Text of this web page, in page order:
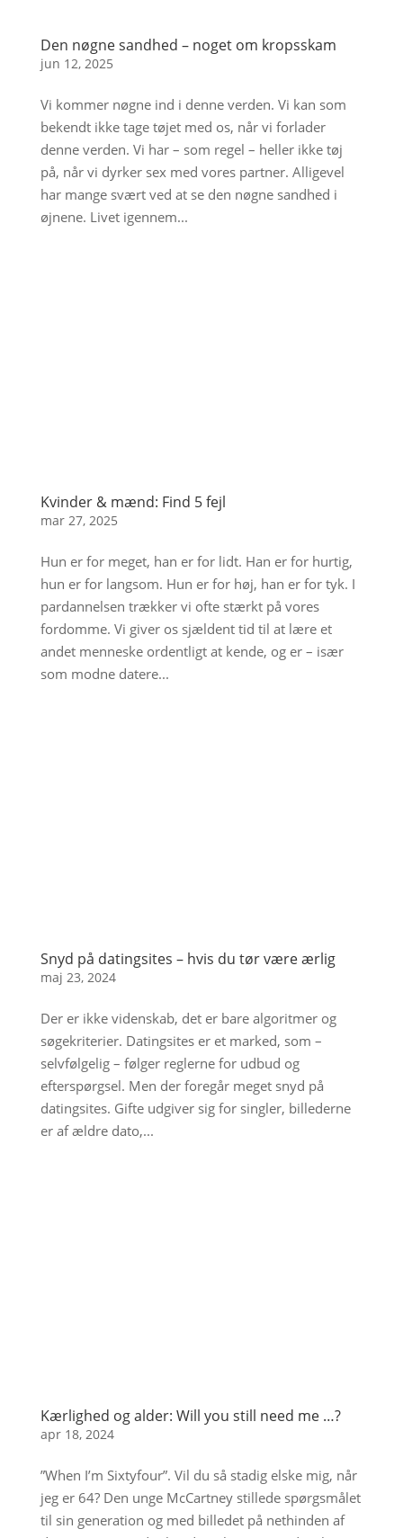
Den nøgne sandhed – noget om kropsskam
jun 12, 2025
Vi kommer nøgne ind i denne verden. Vi kan som
bekendt ikke tage tøjet med os, når vi forlader
denne verden. Vi har – som regel – heller ikke tøj
på, når vi dyrker sex med vores partner. Alligevel
har mange svært ved at se den nøgne sandhed i
øjnene. Livet igennem...
Kvinder & mænd: Find 5 fejl
mar 27, 2025
Hun er for meget, han er for lidt. Han er for hurtig,
hun er for langsom. Hun er for høj, han er for tyk. I
pardannelsen trækker vi ofte stærkt på vores
fordomme. Vi giver os sjældent tid til at lære et
andet menneske ordentligt at kende, og er – især
som modne datere...
Snyd på datingsites – hvis du tør være ærlig
maj 23, 2024
Der er ikke videnskab, det er bare algoritmer og
søgekriterier. Datingsites er et marked, som –
selvfølgelig – følger reglerne for udbud og
efterspørgsel. Men der foregår meget snyd på
datingsites. Gifte udgiver sig for singler, billederne
er af ældre dato,...
Kærlighed og alder: Will you still need me …?
apr 18, 2024
”When I’m Sixtyfour”. Vil du så stadig elske mig, når
jeg er 64? Den unge McCartney stillede spørgsmålet
til sin generation og med billedet på nethinden af